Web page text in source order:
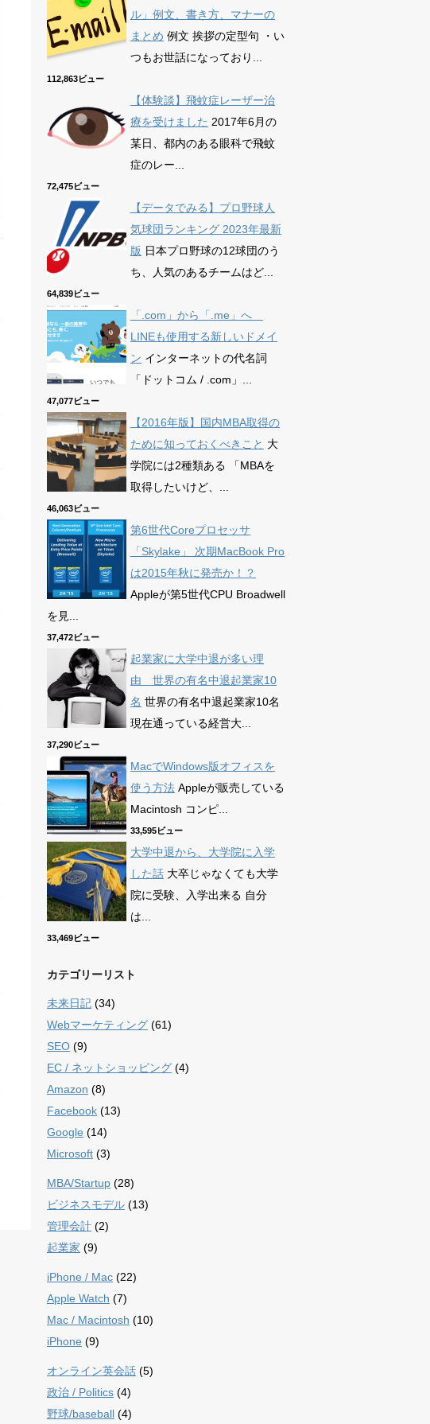
ル」例文、書き方、マナーの
まとめ 例文 挨拶の定型句 ・い
つもお世話になっており...
112,863ビュー
【体験談】飛蚊症レーザー治
療を受けました 2017年6月の
某日、都内のある眼科で飛蚊
症のレー...
72,475ビュー
【データでみる】プロ野球人
気球団ランキング 2023年最新
版 日本プロ野球の12球団のう
ち、人気のあるチームはど...
64,839ビュー
「.com」から「.me」へ
LINEも使用する新しいドメイ
ン インターネットの代名詞
「ドットコム / .com」...
47,077ビュー
【2016年版】国内MBA取得の
ために知っておくべきこと 大
学院には2種類ある 「MBAを
取得したいけど、...
46,063ビュー
第6世代Coreプロセッサ
「Skylake」 次期MacBook Pro
は2015年秋に発売か！？
Appleが第5世代CPU Broadwell
を見...
37,472ビュー
起業家に大学中退が多い理
由 世界の有名中退起業家10
名 世界の有名中退起業家10名
現在通っている経営大...
37,290ビュー
MacでWindows版オフィスを
使う方法 Appleが販売している
Macintosh コンピ...
33,595ビュー
大学中退から、大学院に入学
した話 大卒じゃなくても大学
院に受験、入学出来る 自分
は...
33,469ビュー
カテゴリーリスト
未来日記 (34)
Webマーケティング (61)
SEO (9)
EC / ネットショッピング (4)
Amazon (8)
Facebook (13)
Google (14)
Microsoft (3)
MBA/Startup (28)
ビジネスモデル (13)
管理会計 (2)
起業家 (9)
iPhone / Mac (22)
Apple Watch (7)
Mac / Macintosh (10)
iPhone (9)
オンライン英会話 (5)
政治 / Politics (4)
野球/baseball (4)